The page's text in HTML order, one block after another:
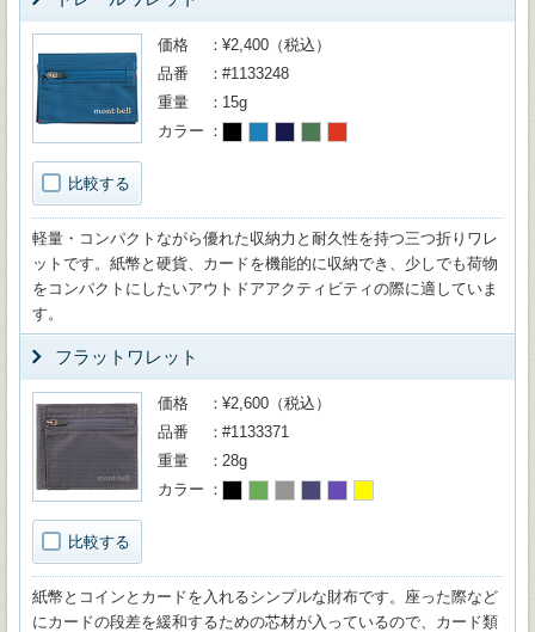
比較する
価格
¥2,400（税込）
品番
#1133248
重量
15g
カラー
軽量・コンパクトながら優れた収納力と耐久性を持つ三つ折りワレ
ットです。紙幣と硬貨、カードを機能的に収納でき、少しでも荷物
をコンパクトにしたいアウトドアアクティビティの際に適していま
す。
フラットワレット
比較する
価格
¥2,600（税込）
品番
#1133371
重量
28g
カラー
紙幣とコインとカードを入れるシンプルな財布です。座った際など
にカードの段差を緩和するための芯材が入っているので、カード類